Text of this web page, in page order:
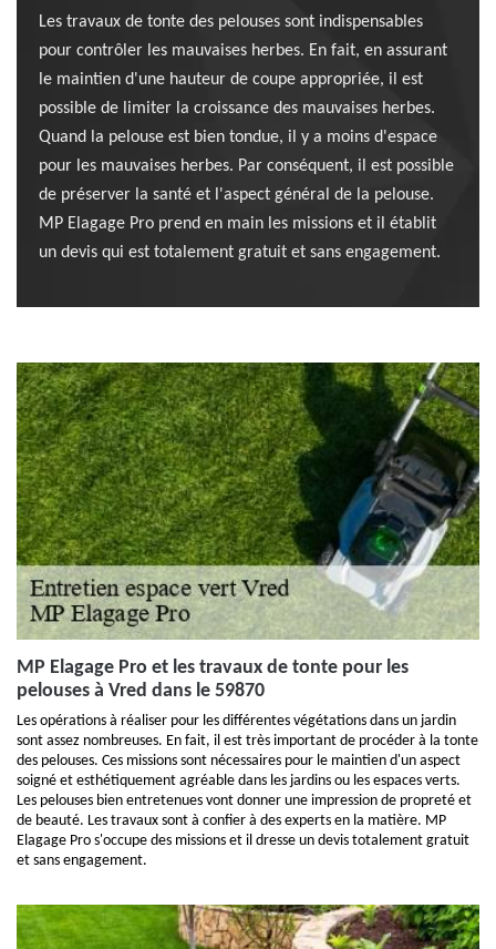
Les travaux de tonte des pelouses sont indispensables
pour contrôler les mauvaises herbes. En fait, en assurant
le maintien d'une hauteur de coupe appropriée, il est
possible de limiter la croissance des mauvaises herbes.
Quand la pelouse est bien tondue, il y a moins d'espace
pour les mauvaises herbes. Par conséquent, il est possible
de préserver la santé et l'aspect général de la pelouse.
MP Elagage Pro prend en main les missions et il établit
un devis qui est totalement gratuit et sans engagement.
MP Elagage Pro et les travaux de tonte pour les
pelouses à Vred dans le 59870
Les opérations à réaliser pour les différentes végétations dans un jardin
sont assez nombreuses. En fait, il est très important de procéder à la tonte
des pelouses. Ces missions sont nécessaires pour le maintien d'un aspect
soigné et esthétiquement agréable dans les jardins ou les espaces verts.
Les pelouses bien entretenues vont donner une impression de propreté et
de beauté. Les travaux sont à confier à des experts en la matière. MP
Elagage Pro s'occupe des missions et il dresse un devis totalement gratuit
et sans engagement.